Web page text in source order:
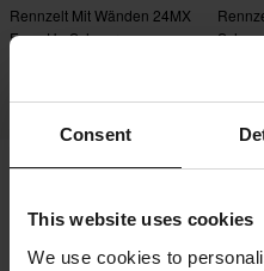
Consent
This website uses cookies
We use cookies to
Rennzelt Mit Wänden 24MX
Easy-Up Schwarz
Versand
Allgemeine